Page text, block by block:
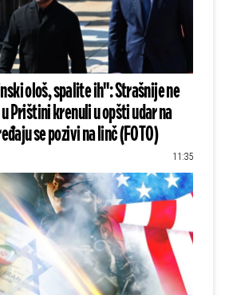
ološ, spalite ih": Strašnije ne
Prištini krenuli u opšti udar na
se pozivi na linč (FOTO)
11:35